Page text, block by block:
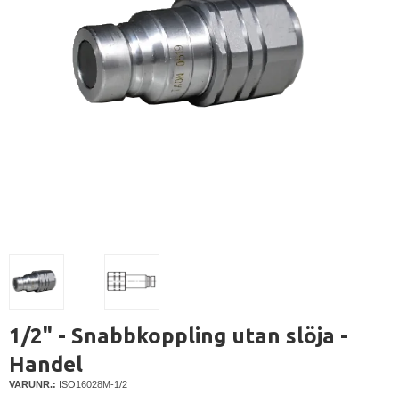
1/2" - Snabbkoppling utan slöja -
Handel
VARUNR.: ISO16028M-1/2